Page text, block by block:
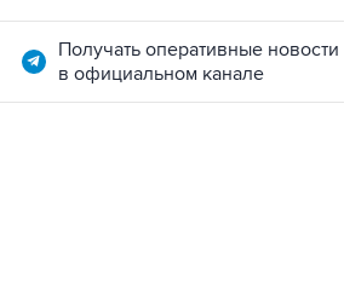
Получать оперативные новости
в официальном канале